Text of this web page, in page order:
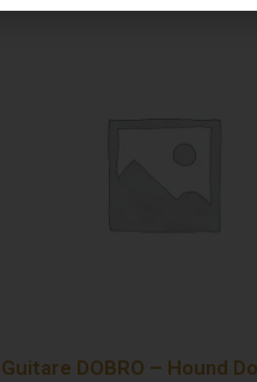
Guitare DOBRO – Hound